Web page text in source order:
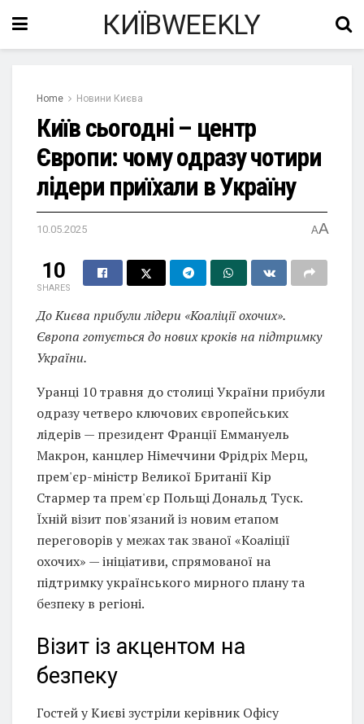
КИЇВWEEKLY
Home Новини Києва
Київ сьогодні – центр
Європи: чому одразу чотири
лідери приїхали в Україну
10.05.2025 AA
10
SHARES
До Києва прибули лідери «Коаліції охочих».
Європа готується до нових кроків на підтримку
України.
Уранці 10 травня до столиці України прибули
одразу четверо ключових європейських
лідерів — президент Франції Еммануель
Макрон, канцлер Німеччини Фрідріх Мерц,
прем'єр-міністр Великої Британії Кір
Стармер та прем'єр Польщі Дональд Туск.
Їхній візит пов'язаний із новим етапом
переговорів у межах так званої «Коаліції
охочих» — ініціативи, спрямованої на
підтримку українського мирного плану та
безпеку в регіоні.
Візит із акцентом на
безпеку
Гостей у Києві зустріли керівник Офісу